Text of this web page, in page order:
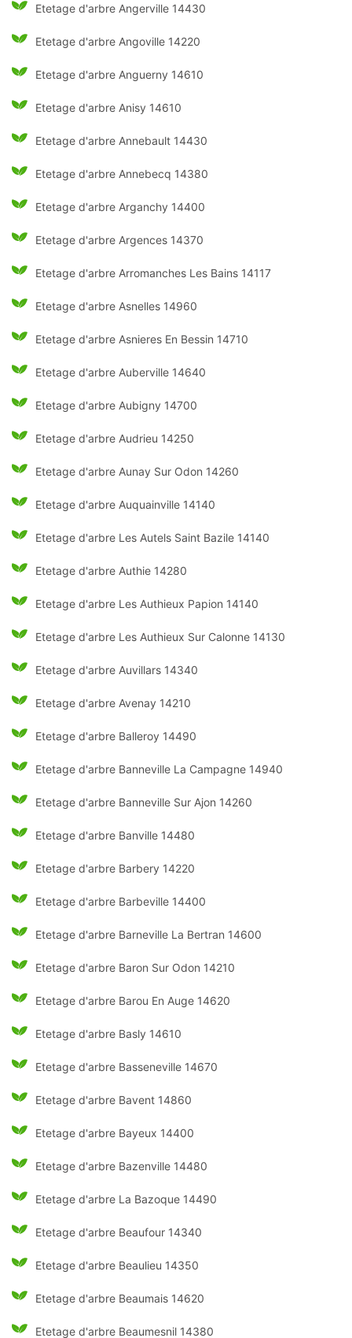
Etetage d'arbre Angerville 14430
Etetage d'arbre Angoville 14220
Etetage d'arbre Anguerny 14610
Etetage d'arbre Anisy 14610
Etetage d'arbre Annebault 14430
Etetage d'arbre Annebecq 14380
Etetage d'arbre Arganchy 14400
Etetage d'arbre Argences 14370
Etetage d'arbre Arromanches Les Bains 14117
Etetage d'arbre Asnelles 14960
Etetage d'arbre Asnieres En Bessin 14710
Etetage d'arbre Auberville 14640
Etetage d'arbre Aubigny 14700
Etetage d'arbre Audrieu 14250
Etetage d'arbre Aunay Sur Odon 14260
Etetage d'arbre Auquainville 14140
Etetage d'arbre Les Autels Saint Bazile 14140
Etetage d'arbre Authie 14280
Etetage d'arbre Les Authieux Papion 14140
Etetage d'arbre Les Authieux Sur Calonne 14130
Etetage d'arbre Auvillars 14340
Etetage d'arbre Avenay 14210
Etetage d'arbre Balleroy 14490
Etetage d'arbre Banneville La Campagne 14940
Etetage d'arbre Banneville Sur Ajon 14260
Etetage d'arbre Banville 14480
Etetage d'arbre Barbery 14220
Etetage d'arbre Barbeville 14400
Etetage d'arbre Barneville La Bertran 14600
Etetage d'arbre Baron Sur Odon 14210
Etetage d'arbre Barou En Auge 14620
Etetage d'arbre Basly 14610
Etetage d'arbre Basseneville 14670
Etetage d'arbre Bavent 14860
Etetage d'arbre Bayeux 14400
Etetage d'arbre Bazenville 14480
Etetage d'arbre La Bazoque 14490
Etetage d'arbre Beaufour 14340
Etetage d'arbre Beaulieu 14350
Etetage d'arbre Beaumais 14620
Etetage d'arbre Beaumesnil 14380